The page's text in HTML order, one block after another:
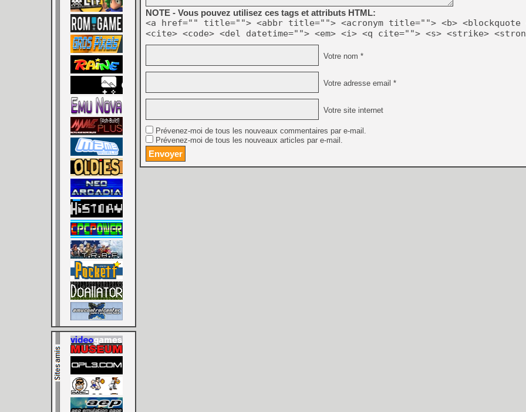
[GK] Dawn of War 4 : les
[GK] CloverPit : l'héritier
[GK] Stellar Blade : Blood
[GK] Palworld Online est
[GK] Wuchang 2 : le
[GK] Minecraft et ses «
NOTE - Vous pouvez utilisez ces tags et attributs HTML:
<a href="" title=""> <abbr title=""> <acronym title=""> <b> <blockquote
<cite> <code> <del datetime=""> <em> <i> <q cite=""> <s> <strike>
Votre nom *
Votre adresse email *
Votre site internet
Prévenez-moi de tous les nouveaux commentaires par e-mail.
Prévenez-moi de tous les nouveaux articles par e-mail.